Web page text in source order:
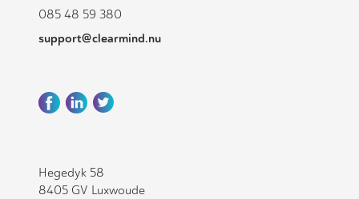
085 48 59 380
support@clearmind.nu
Hegedyk 58
8405 GV Luxwoude